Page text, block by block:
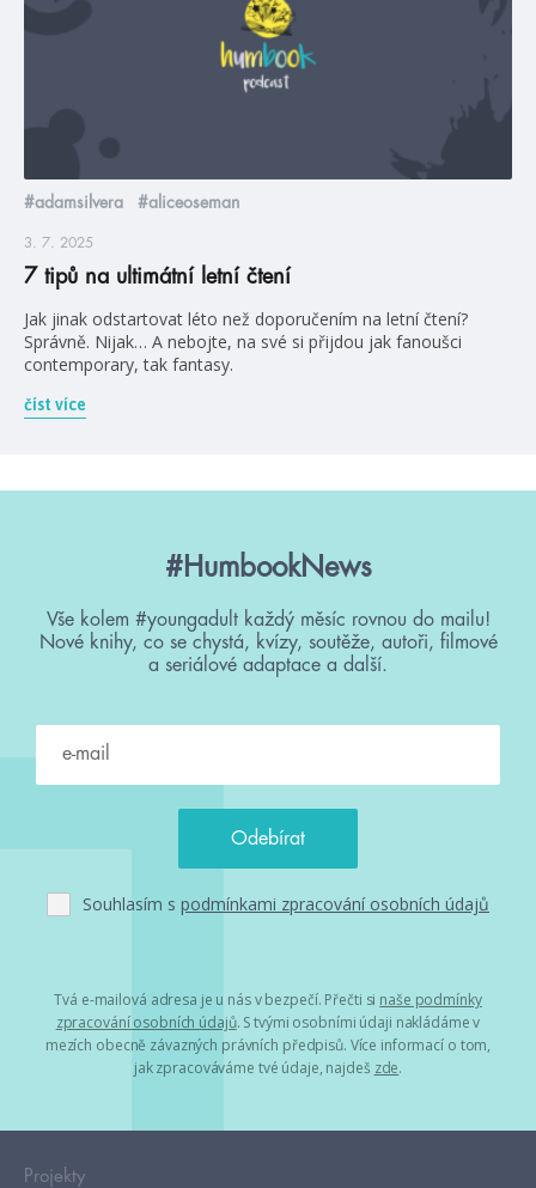
#adamsilvera #aliceoseman
3. 7. 2025
7 tipů na ultimátní letní čtení
Jak jinak odstartovat léto než doporučením na letní čtení?
Správně. Nijak… A nebojte, na své si přijdou jak fanoušci
contemporary, tak fantasy.
číst více
#HumbookNews
Vše kolem #youngadult každý měsíc rovnou do mailu!
Nové knihy, co se chystá, kvízy, soutěže, autoři, filmové
a seriálové adaptace a další.
Souhlasím s podmínkami zpracování osobních údajů
Tvá e-mailová adresa je u nás v bezpečí. Přečti si naše podmínky
zpracování osobních údajů. S tvými osobními údaji nakládáme v
mezích obecně závazných právních předpisů. Více informací o tom,
jak zpracováváme tvé údaje, najdeš zde.
Projekty